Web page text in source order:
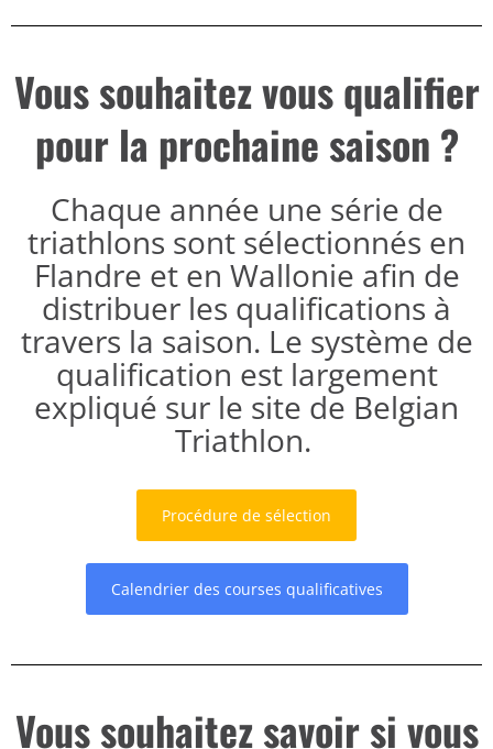
Vous souhaitez vous qualifier
pour la prochaine saison ?
Chaque année une série de
triathlons sont sélectionnés en
Flandre et en Wallonie afin de
distribuer les qualifications à
travers la saison. Le système de
qualification est largement
expliqué sur le site de Belgian
Triathlon.
Procédure de sélection
Calendrier des courses qualificatives
Vous souhaitez savoir si vous